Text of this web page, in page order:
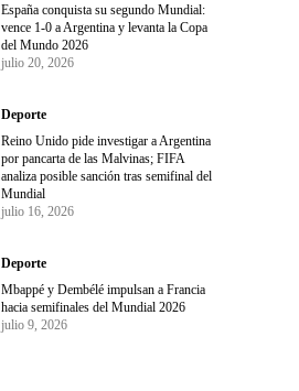
España conquista su segundo Mundial:
vence 1-0 a Argentina y levanta la Copa
del Mundo 2026
julio 20, 2026
Deporte
Reino Unido pide investigar a Argentina
por pancarta de las Malvinas; FIFA
analiza posible sanción tras semifinal del
Mundial
julio 16, 2026
Deporte
Mbappé y Dembélé impulsan a Francia
hacia semifinales del Mundial 2026
julio 9, 2026